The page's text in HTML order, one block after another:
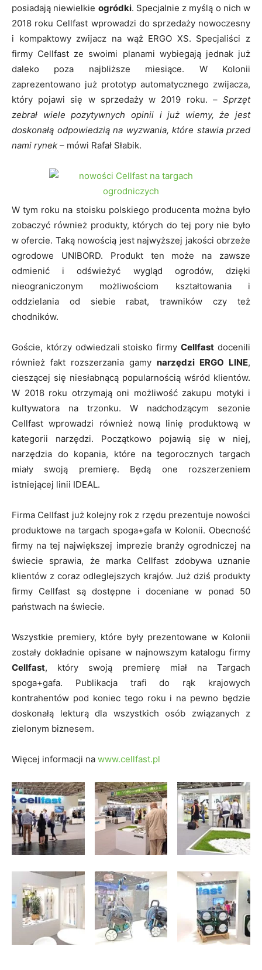
posiadają niewielkie ogródki. Specjalnie z myślą o nich w
2018 roku Cellfast wprowadzi do sprzedaży nowoczesny
i kompaktowy zwijacz na wąż ERGO XS. Specjaliści z
firmy Cellfast ze swoimi planami wybiegają jednak już
daleko poza najbliższe miesiące. W Kolonii
zaprezentowano już prototyp automatycznego zwijacza,
który pojawi się w sprzedaży w 2019 roku. – Sprzęt
zebrał wiele pozytywnych opinii i już wiemy, że jest
doskonałą odpowiedzią na wyzwania, które stawia przed
nami rynek – mówi Rafał Słabik.
W tym roku na stoisku polskiego producenta można było
zobaczyć również produkty, których do tej pory nie było
w ofercie. Taką nowością jest najwyższej jakości obrzeże
ogrodowe UNIBORD. Produkt ten może na zawsze
odmienić i odświeżyć wygląd ogrodów, dzięki
nieograniczonym możliwościom kształtowania i
oddzielania od siebie rabat, trawników czy też
chodników.
Goście, którzy odwiedzali stoisko firmyCellfast docenili
również fakt rozszerzania gamy narzędzi ERGO LINE,
cieszącej się niesłabnącą popularnością wśród klientów.
W 2018 roku otrzymają oni możliwość zakupu motyki i
kultywatora na trzonku. W nadchodzącym sezonie
Cellfast wprowadzi również nową linię produktową w
kategorii narzędzi. Początkowo pojawią się w niej,
narzędzia do kopania, które na tegorocznych targach
miały swoją premierę. Będą one rozszerzeniem
istniejącej linii IDEAL.
Firma Cellfast już kolejny rok z rzędu prezentuje nowości
produktowe na targach spoga+gafa w Kolonii. Obecność
firmy na tej największej imprezie branży ogrodniczej na
świecie sprawia, że marka Cellfast zdobywa uznanie
klientów z coraz odleglejszych krajów. Już dziś produkty
firmy Cellfast są dostępne i doceniane w ponad 50
państwach na świecie.
Wszystkie premiery, które były prezentowane w Kolonii
zostały dokładnie opisane w najnowszym katalogu firmy
Cellfast, który swoją premierę miał na Targach
spoga+gafa. Publikacja trafi do rąk krajowych
kontrahentów pod koniec tego roku i na pewno będzie
doskonałą lekturą dla wszystkich osób związanych z
zielonym biznesem.
Więcej informacji na www.cellfast.pl